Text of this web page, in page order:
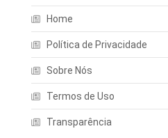
Home
Política de Privacidade
Sobre Nós
Termos de Uso
Transparência